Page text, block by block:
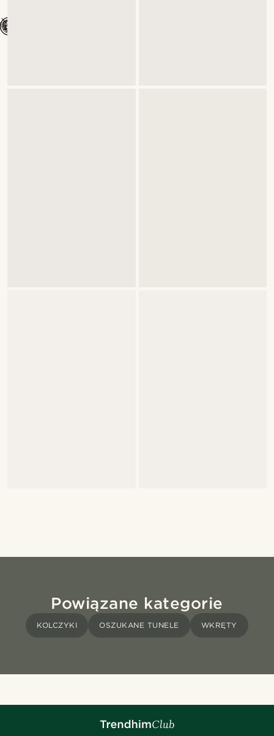
Powiązane kategorie
KOLCZYKI OSZUKANE TUNELE WKRĘTY